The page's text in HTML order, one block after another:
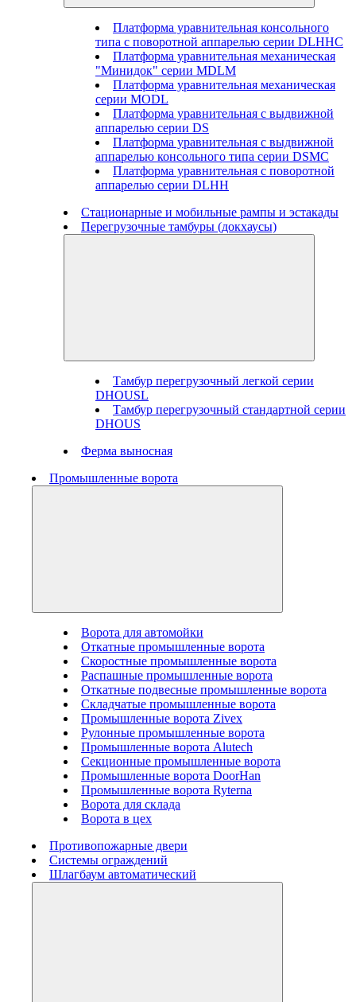
Платформа уравнительная консольного
типа с поворотной аппарелью серии DLHHC
Платформа уравнительная механическая
"Минидок" серии MDLM
Платформа уравнительная механическая
серии MODL
Платформа уравнительная с выдвижной
аппарелью серии DS
Платформа уравнительная с выдвижной
аппарелью консольного типа серии DSMC
Платформа уравнительная с поворотной
аппарелью серии DLHH
Стационарные и мобильные рампы и эстакады
Перегрузочные тамбуры (докхаусы)
Тамбур перегрузочный легкой серии
DHOUSL
Тамбур перегрузочный стандартной серии
DHOUS
Ферма выносная
Промышленные ворота
Ворота для автомойки
Откатные промышленные ворота
Скоростные промышленные ворота
Распашные промышленные ворота
Откатные подвесные промышленные ворота
Складчатые промышленные ворота
Промышленные ворота Zivex
Рулонные промышленные ворота
Промышленные ворота Alutech
Секционные промышленные ворота
Промышленные ворота DoorHan
Промышленные ворота Ryterna
Ворота для склада
Ворота в цех
Противопожарные двери
Системы ограждений
Шлагбаум автоматический